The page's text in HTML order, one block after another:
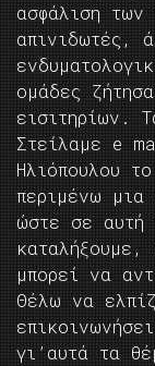
ασφάλιση των
απινιδωτές,
ομάδες
εισιτηρίων.
Στείλαμε e
Ηλιόπουλου
περιμένω
ώστε σε αυτή
μπορεί να
Θέλω να
γι’αυτά τα